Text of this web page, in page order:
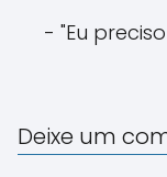
- "Eu
Deixe um